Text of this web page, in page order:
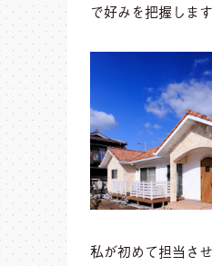
で好みを把握します
私が初めて担当さ